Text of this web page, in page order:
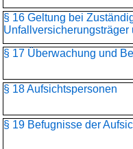
§ 16 Geltung bei
§ 17 Überwachung und
§ 18 Aufsichtspersonen
§ 19 Befugnisse der